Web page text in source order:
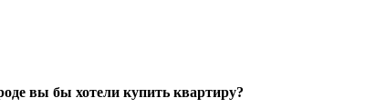
вы бы хотели купить квартиру?